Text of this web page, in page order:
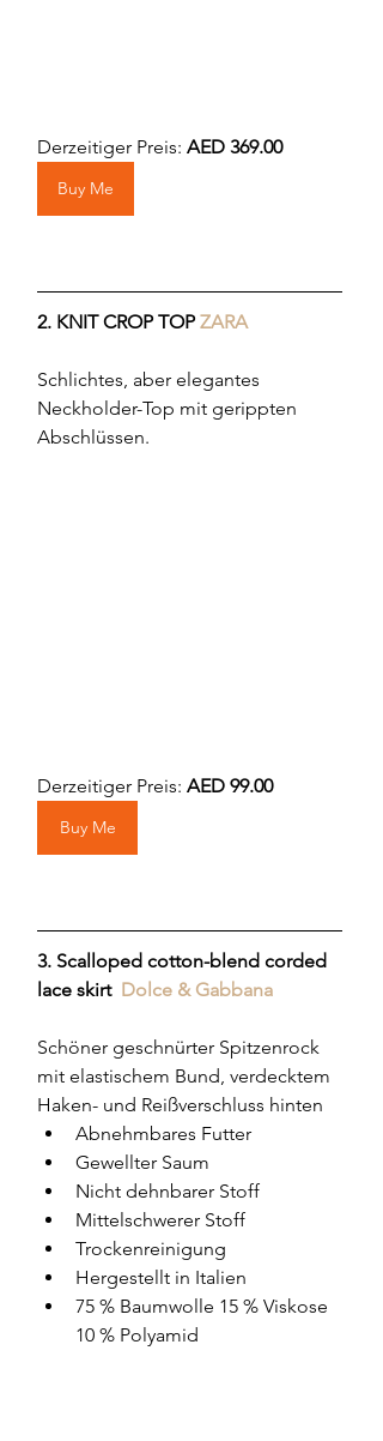
Derzeitiger Preis: AED 369.00
Buy Me
2. KNIT CROP TOP ZARA
Schlichtes, aber elegantes
Neckholder-Top mit gerippten
Abschlüssen.
Derzeitiger Preis: AED 99.00
Buy Me
3. Scalloped cotton-blend corded
lace skirt Dolce & Gabbana
Schöner geschnürter Spitzenrock
mit elastischem Bund, verdecktem
Haken- und Reißverschluss hinten
Abnehmbares Futter
Gewellter Saum
Nicht dehnbarer Stoff
Mittelschwerer Stoff
Trockenreinigung
Hergestellt in Italien
75 % Baumwolle 15 % Viskose
10 % Polyamid